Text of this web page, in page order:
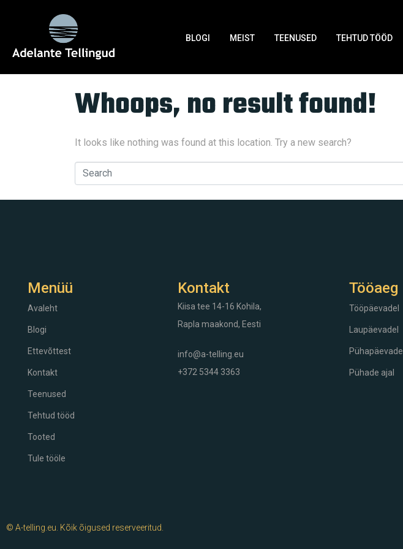
BLOGI MEIST TEENUSED TEHTUD TÖÖD
Silt:
Home
Whoops, no result found!
It looks like nothing was found at this location. Try a new search?
Menüü
Avaleht
Blogi
Ettevõttest
Kontakt
Teenused
Tehtud tööd
Tooted
Tule tööle
Kontakt
Kiisa tee 14-16 Kohila,
Rapla maakond, Eesti
info@a-telling.eu
+372 5344 3363
Tööaeg
Tööpäevadel
Laupäevadel
Pühapäevadel
Pühade ajal
© A-telling.eu. Kõik õigused reserveeritud.